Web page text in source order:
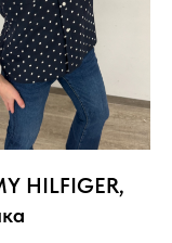
HILFIGER,